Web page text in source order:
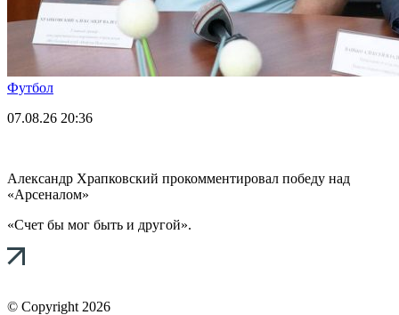
Футбол
07.08.26 20:36
Александр Храпковский прокомментировал победу над
«Арсеналом»
«Счет бы мог быть и другой».
© Copyright 2026